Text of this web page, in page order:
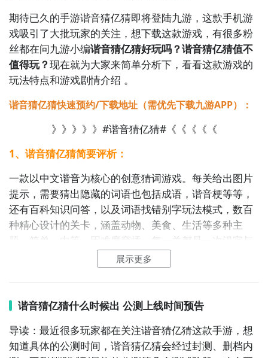
期待已久的手游谐音猜亿猜即将登陆九游，这款手机游
戏吸引了大批玩家的关注，想下载这款游戏，有很多粉
丝都在问九游小编谐音猜亿猜好玩吗？谐音猜亿猜值不
值得玩？现在就为大家来简单分析下，看看这款游戏的
玩法特点和游戏剧情介绍 。
谐音猜亿猜快速预约/下载地址（需优先下载九游APP）：
》》》》》#谐音猜亿猜#《《《《《
1、谐音猜亿猜简要评析：
一款以中文谐音为核心的创意猜词游戏。每关给出图片
提示，需要猜出隐藏的词语也包括成语，谐音梗等等，
还有百科知识问答，以及词语找错别字玩法模式，数百
种精心设计的关卡，涵盖动物、美食、生活等多种主
题，简单，中等，困难度穿插，每一关都是一次汉字与
拼音的趣味博弈，考验你的词汇量、联想力和对中文谐
展示更多
谐音猜亿猜什么时候出 公测上线时间预告
导读：最近很多玩家都在关注谐音猜亿猜这款手游，想
知道具体的公测时间，谐音猜亿猜会经过封测、删档内